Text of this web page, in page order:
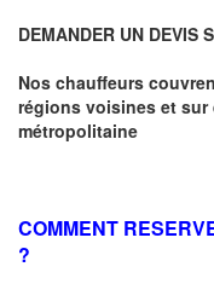
DEMANDER UN DEVIS
Nos chauffeurs
régions voisines et sur
métropolitaine
COMMENT
?